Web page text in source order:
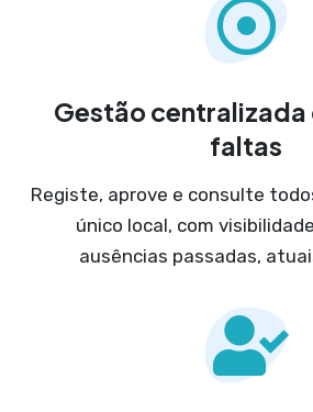
Gestão centralizada
faltas
Registe, aprove e consulte
único local, com
ausências passadas,